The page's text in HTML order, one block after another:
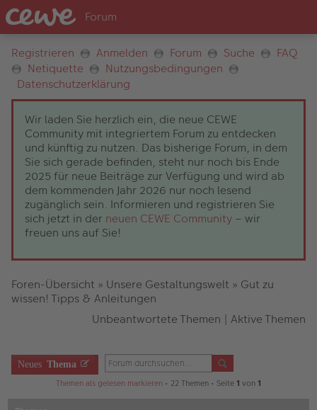
Registrieren Anmelden Forum Suche
FAQ
Netiquette
Nutzungsbedingungen
Datenschutzerklärung
Wir laden Sie herzlich ein, die neue CEWE
Community mit integriertem Forum zu entdecken
und künftig zu nutzen. Das bisherige Forum, in dem
Sie sich gerade befinden, steht nur noch bis Ende
2025 für neue Beiträge zur Verfügung und wird ab
dem kommenden Jahr 2026 nur noch lesend
zugänglich sein. Informieren und registrieren Sie
sich jetzt in der neuen CEWE Community – wir
freuen uns auf Sie!
Foren-Übersicht » Unsere Gestaltungswelt » Gut zu
wissen! Tipps & Anleitungen
Unbeantwortete Themen | Aktive Themen
Neues Thema
Themen als gelesen markieren • 22 Themen • Seite 1 von 1